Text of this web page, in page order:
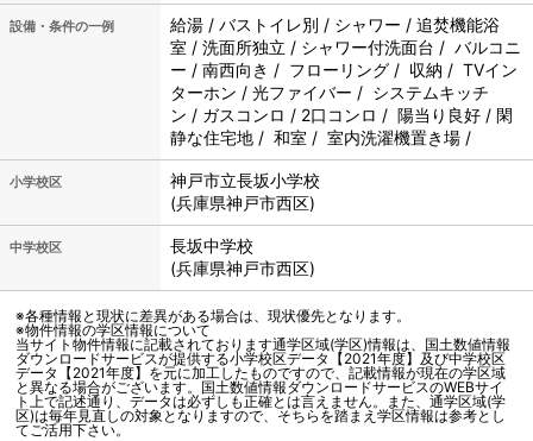
設備・条件の一例
給湯 / バストイレ別 / シャワー / 追焚機能浴
室 / 洗面所独立 / シャワー付洗面台 / バルコニ
ー / 南西向き / フローリング / 収納 / TVイン
ターホン / 光ファイバー / システムキッチ
ン / ガスコンロ / 2口コンロ / 陽当り良好 / 閑
静な住宅地 / 和室 / 室内洗濯機置き場 /
小学校区 神戸市立長坂小学校
(兵庫県神戸市西区)
中学校区
長坂中学校
(兵庫県神戸市西区)
※各種情報と現状に差異がある場合は、現状優先となります。
※物件情報の学区情報について
当サイト物件情報に記載されております通学区域(学区)情報は、国土数値情報
ダウンロードサービスが提供する小学校区データ【2021年度】及び中学校区
データ【2021年度】を元に加工したものですので、記載情報が現在の学区域
と異なる場合がございます。国土数値情報ダウンロードサービスのWEBサイ
ト上で記述通り、データは必ずしも正確とは言えません。また、通学区域(学
区)は毎年見直しの対象となりますので、そちらを踏まえ学区情報は参考とし
てご活用下さい。